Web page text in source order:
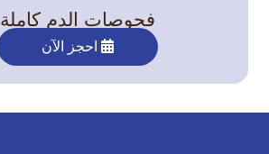
فحوصات الدم كاملة
احجز الآن